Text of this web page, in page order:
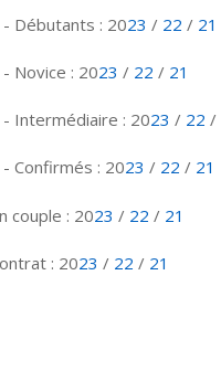
Débutants : 2023 / 22 / 21
- Novice : 2023 / 22 / 21
- Intermédiaire : 2023 / 22 /
Confirmés : 2023 / 22 / 21
couple : 2023 / 22 / 21
: 2023 / 22 / 21